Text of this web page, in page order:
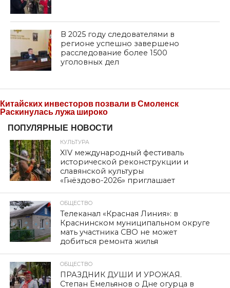
В 2025 году следователями в
регионе успешно завершено
расследование более 1500
уголовных дел
Китайских инвесторов позвали в Смоленск
Раскинулась лужа широко
ПОПУЛЯРНЫЕ НОВОСТИ
КУЛЬТУРА
XIV международный фестиваль
исторической реконструкции и
славянской культуры
«Гнёздово-2026» приглашает
ОБЩЕСТВО
Телеканал «Красная Линия»: в
Краснинском муниципальном округе
мать участника СВО не может
добиться ремонта жилья
ОБЩЕСТВО
ПРАЗДНИК ДУШИ И УРОЖАЯ.
Степан Емельянов о Дне огурца в